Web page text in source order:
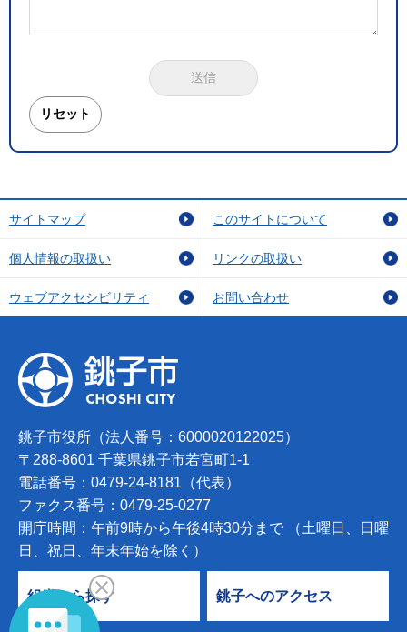
サイトマップ このサイトについて
個人情報の取扱い リンクの取扱い
ウェブアクセシビリティ お問い合わせ
銚子市役所（法人番号：6000020122025）
〒288-8601 千葉県銚子市若宮町1-1
電話番号：0479-24-8181（代表）
ファクス番号：0479-25-0277
開庁時間：午前9時から午後4時30分まで （土曜日、日曜
日、祝日、年末年始を除く）
組織から探す 銚子へのアクセス